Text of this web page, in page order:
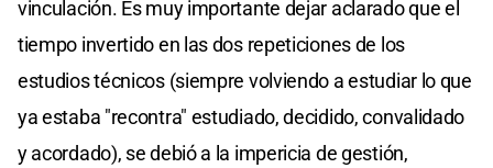
vinculación. Es muy importante dejar aclarado que el
tiempo invertido en las dos repeticiones de los
estudios técnicos (siempre volviendo a estudiar lo que
ya estaba "recontra" estudiado, decidido, convalidado
y acordado), se debió a la impericia de gestión,